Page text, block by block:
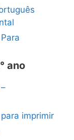
ano
imprimir